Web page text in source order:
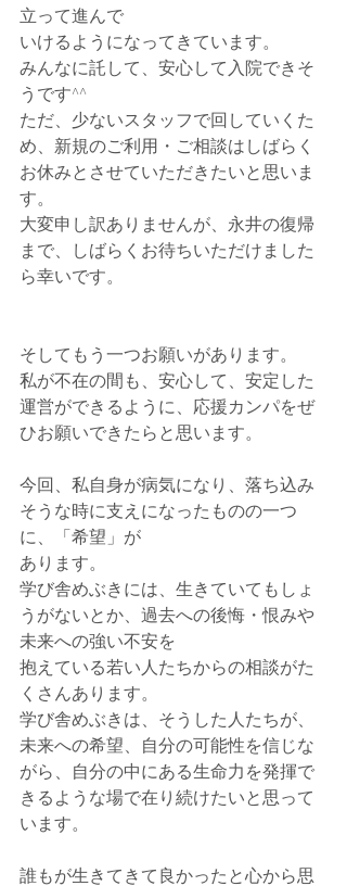
立って進んで
いけるようになってきています。
みんなに託して、安心して入院できそ
うです^^
ただ、少ないスタッフで回していくた
め、新規のご利用・ご相談はしばらく
お休みとさせていただきたいと思いま
す。
大変申し訳ありませんが、永井の復帰
まで、しばらくお待ちいただけました
ら幸いです。
そしてもう一つお願いがあります。
私が不在の間も、安心して、安定した
運営ができるように、応援カンパをぜ
ひお願いできたらと思います。
今回、私自身が病気になり、落ち込み
そうな時に支えになったものの一つ
に、「希望」が
あります。
学び舎めぶきには、生きていてもしょ
うがないとか、過去への後悔・恨みや
未来への強い不安を
抱えている若い人たちからの相談がた
くさんあります。
学び舎めぶきは、そうした人たちが、
未来への希望、自分の可能性を信じな
がら、自分の中にある生命力を発揮で
きるような場で在り続けたいと思って
います。
誰もが生きてきて良かったと心から思